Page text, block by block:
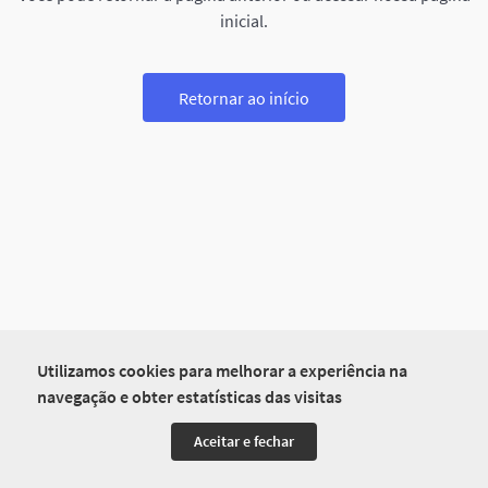
Utilizamos cookies para melhorar a experiência na
navegação e obter estatísticas das visitas
Aceitar e fechar
inicial.
Retornar ao início